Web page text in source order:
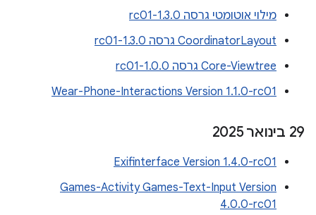
מילוי אוטומטי גרסה 1.3.0-rc01
CoordinatorLayout גרסה 1.3.0-rc01
Core-Viewtree גרסה 1.0.0-rc01
Wear-Phone-Interactions Version 1.1.0-rc01
‫29 בינואר 2025
Exifinterface Version 1.4.0-rc01
Games-Activity Games-Text-Input Version
4.0.0-rc01